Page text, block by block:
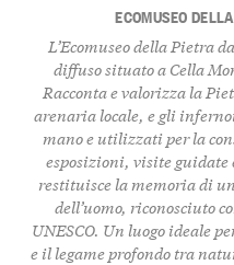
ECOMUSEO
L’Ecomuseo della Pietra
diffuso situato a Cella
Racconta e valorizza la
arenaria locale, e gli
mano e utilizzati per la
esposizioni, visite guidate
restituisce la memoria di
dell’uomo, riconosciuto
UNESCO. Un luogo ideale
e il legame profondo tra